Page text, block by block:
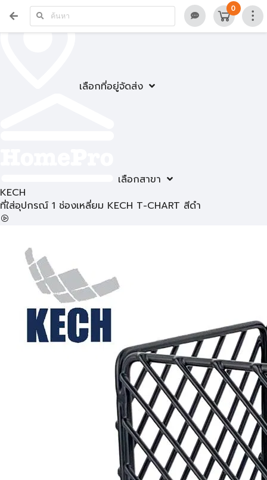
เลือกที่อยู่จัดส่ง
เลือกสาขา
0
KECH
ที่ใส่อุปกรณ์ 1 ช่องเหลี่ยม KECH T-CHART สีดำ